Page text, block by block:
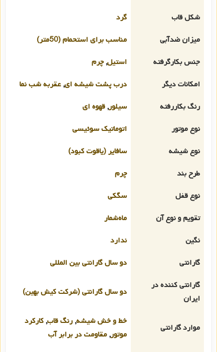
شکل قاب
گرد
میزان ضدآبی
مناسب برای استحمام (50متر)
جنس بکارگرفته
استیل,چرم
امکانات دیگر
درب پشت شیشه ای, عقربه شب نما
رنگ بکاررفته
سیلور, قهوه ای
نوع موتور
اتوماتیک سوئیسی
نوع شیشه
سافایر (یاقوت کبود)
طرح بند
چرم
نوع قفل
سگکی
تقویم و نوع آن
ماه‌شمار
نگین
ندارد
گارانتی
دو سال گارانتی بین المللی
گارانتی کننده در
ایران
دو سال گارانتی (شرکت کیش بهین)
موارد گارانتی
خط و خش شیشه, رنگ قاب, کارکرد
موتور, مقاومت در برابر آب